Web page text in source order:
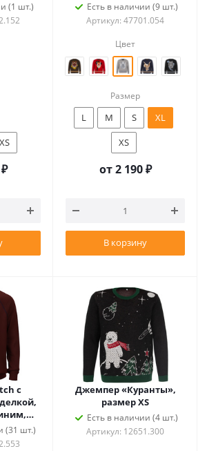
(1 шт.)
XS
Есть в наличии (9 шт.)
Артикул: 47701.054
Цвет
Размер
L M S
XL
XS
от2 190 ₽
В корзину
с
(31 шт.)
Джемпер «Куранты»,
размер XS
Есть в наличии (4 шт.)
Артикул: 12651.300